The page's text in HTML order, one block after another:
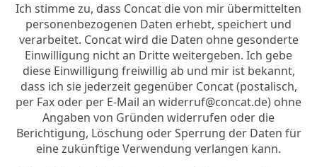
Ich stimme zu, dass Concat die von mir übermittelten
personenbezogenen Daten erhebt, speichert und
verarbeitet. Concat wird die Daten ohne gesonderte
Einwilligung nicht an Dritte weitergeben. Ich gebe
diese Einwilligung freiwillig ab und mir ist bekannt,
dass ich sie jederzeit gegenüber Concat (postalisch,
per Fax oder per E-Mail an widerruf@concat.de) ohne
Angaben von Gründen widerrufen oder die
Berichtigung, Löschung oder Sperrung der Daten für
eine zukünftige Verwendung verlangen kann.